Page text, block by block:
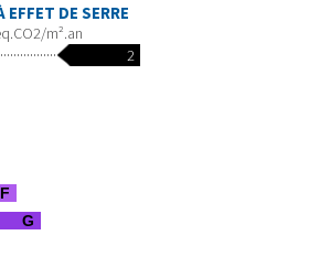
EFFET DE SERRE
m².an
2
F
G